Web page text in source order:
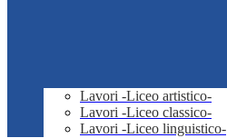
Lavori -Liceo artistico-
Lavori -Liceo classico-
Lavori -Liceo linguistico-